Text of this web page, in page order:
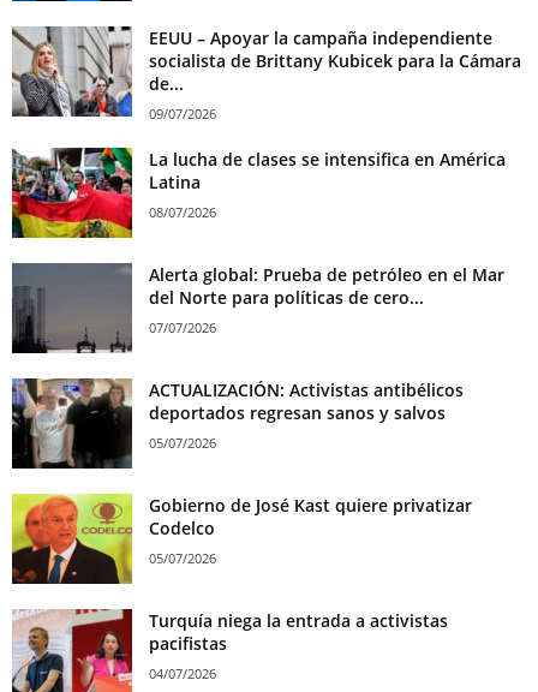
EEUU – Apoyar la campaña independiente
socialista de Brittany Kubicek para la Cámara
de...
09/07/2026
La lucha de clases se intensifica en América
Latina
08/07/2026
Alerta global: Prueba de petróleo en el Mar
del Norte para políticas de cero...
07/07/2026
ACTUALIZACIÓN: Activistas antibélicos
deportados regresan sanos y salvos
05/07/2026
Gobierno de José Kast quiere privatizar
Codelco
05/07/2026
Turquía niega la entrada a activistas
pacifistas
04/07/2026